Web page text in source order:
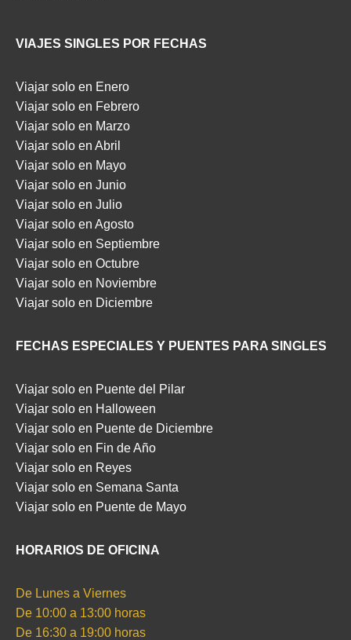
VIAJES SINGLES POR FECHAS
Viajar solo en Enero
Viajar solo en Febrero
Viajar solo en Marzo
Viajar solo en Abril
Viajar solo en Mayo
Viajar solo en Junio
Viajar solo en Julio
Viajar solo en Agosto
Viajar solo en Septiembre
Viajar solo en Octubre
Viajar solo en Noviembre
Viajar solo en Diciembre
FECHAS ESPECIALES Y PUENTES PARA SINGLES
Viajar solo en Puente del Pilar
Viajar solo en Halloween
Viajar solo en Puente de Diciembre
Viajar solo en Fin de Año
Viajar solo en Reyes
Viajar solo en Semana Santa
Viajar solo en Puente de Mayo
HORARIOS DE OFICINA
De Lunes a Viernes
De 10:00 a 13:00 horas
De 16:30 a 19:00 horas